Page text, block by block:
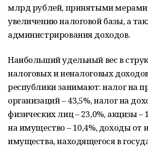
млрд рублей, принятыми мерами
увеличению налоговой базы, а
администрирования доходов.
Наибольший удельный вес в
налоговых и неналоговых
республики занимают: налог на
организаций – 43,5%, налог на
физических лиц – 23,0%, акцизы –
на имущество – 10,4%, доходы от
имущества, находящегося в